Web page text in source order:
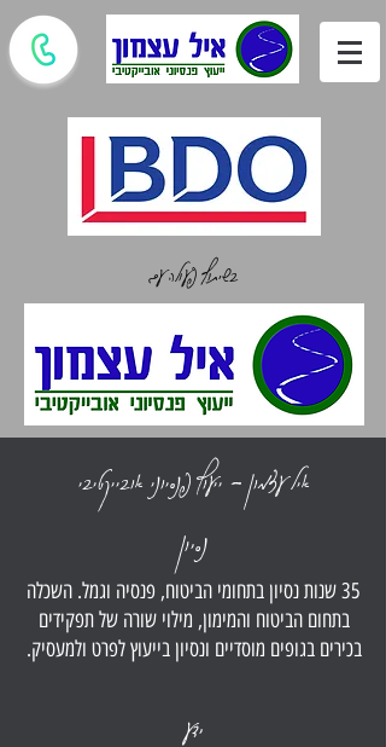
בשיתוף פעולה עם
איל עצמון - ייעוץ פנסיוני אובייקטיבי
נסיון
ידע
35 שנות נסיון בתחומי הביטוח, פנסיה וגמל. השכלה
בתחום הביטוח והמימון, מילוי שורה של תפקידים
בכירים בגופים מוסדיים ונסיון בייעוץ לפרט ולמעסיק.